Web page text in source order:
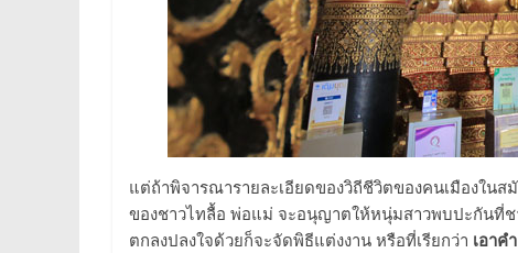
แต่ถ้าพิจารณารายละเอียดของวิถีชีวิตของคนเมืองใน
ของชาวไทลื้อ พ่อแม่ จะอนุญาตให้หนุ่มสาวพบปะกันที่ช
ตกลงปลงใจด้วยก็จะจัดพิธีแต่งงาน หรือที่เรียกว่า เอาค